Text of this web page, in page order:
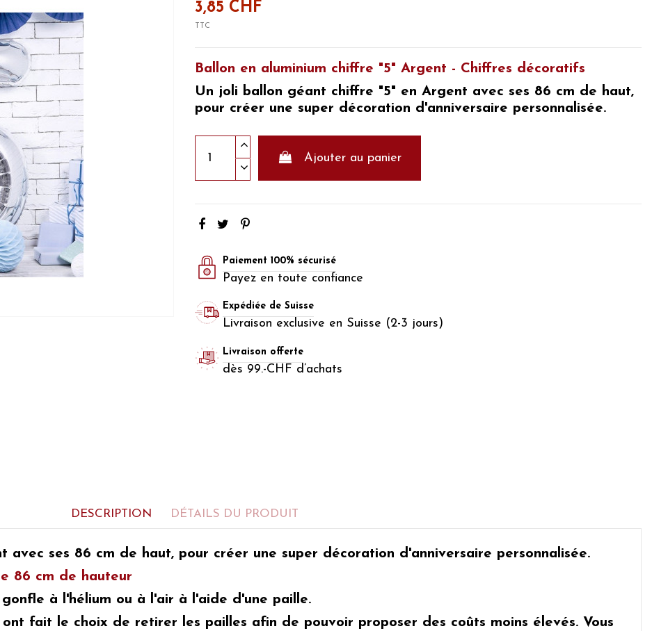
3,85 CHF
TTC
Ballon en aluminium chiffre "5" Argent - Chiffres décoratifs
Un joli ballon géant chiffre "5" en Argent avec ses 86 cm de haut,
pour créer une super décoration d'anniversaire personnalisée.
Ajouter au panier
Paiement 100% sécurisé
Payez en toute confiance
Expédiée de Suisse
Livraison exclusive en Suisse (2-3 jours)
Livraison offerte
dès 99.-CHF d’achats
DESCRIPTION DÉTAILS DU PRODUIT
avec ses 86 cm de haut, pour créer une super décoration d'anniversaire personnalisée.
86 cm de hauteur
à l'hélium ou à l'air à l'aide d'une paille.
ont fait le choix de retirer les pailles afin de pouvoir proposer des coûts moins élevés. Vous